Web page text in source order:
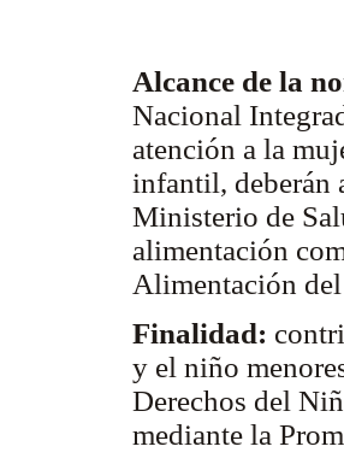
Alcance de la
Nacional
atención a la
infantil, deberán
Ministerio de
alimentación
Alimentación
Finalidad:
y el niño
Derechos del
mediante la